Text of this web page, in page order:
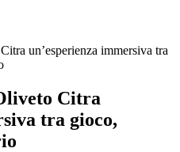
un’esperienza immersiva tra
Citra
tra gioco,